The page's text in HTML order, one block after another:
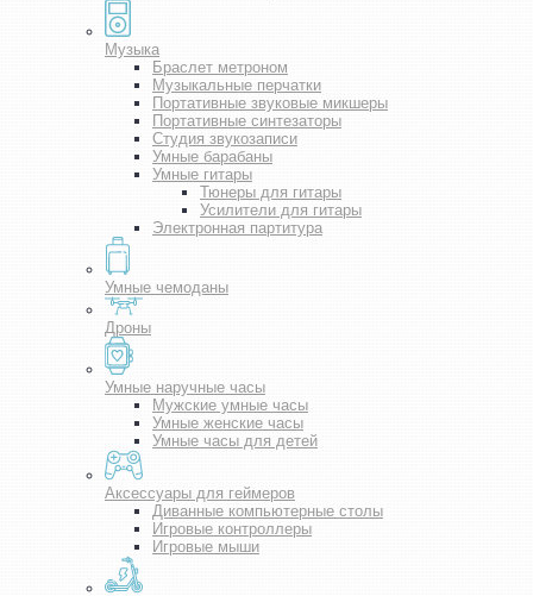
Музыка
Браслет метроном
Музыкальные перчатки
Портативные звуковые микшеры
Портативные синтезаторы
Студия звукозаписи
Умные барабаны
Умные гитары
Тюнеры для гитары
Усилители для гитары
Электронная партитура
Умные чемоданы
Дроны
Умные наручные часы
Мужские умные часы
Умные женские часы
Умные часы для детей
Аксессуары для геймеров
Диванные компьютерные столы
Игровые контроллеры
Игровые мыши